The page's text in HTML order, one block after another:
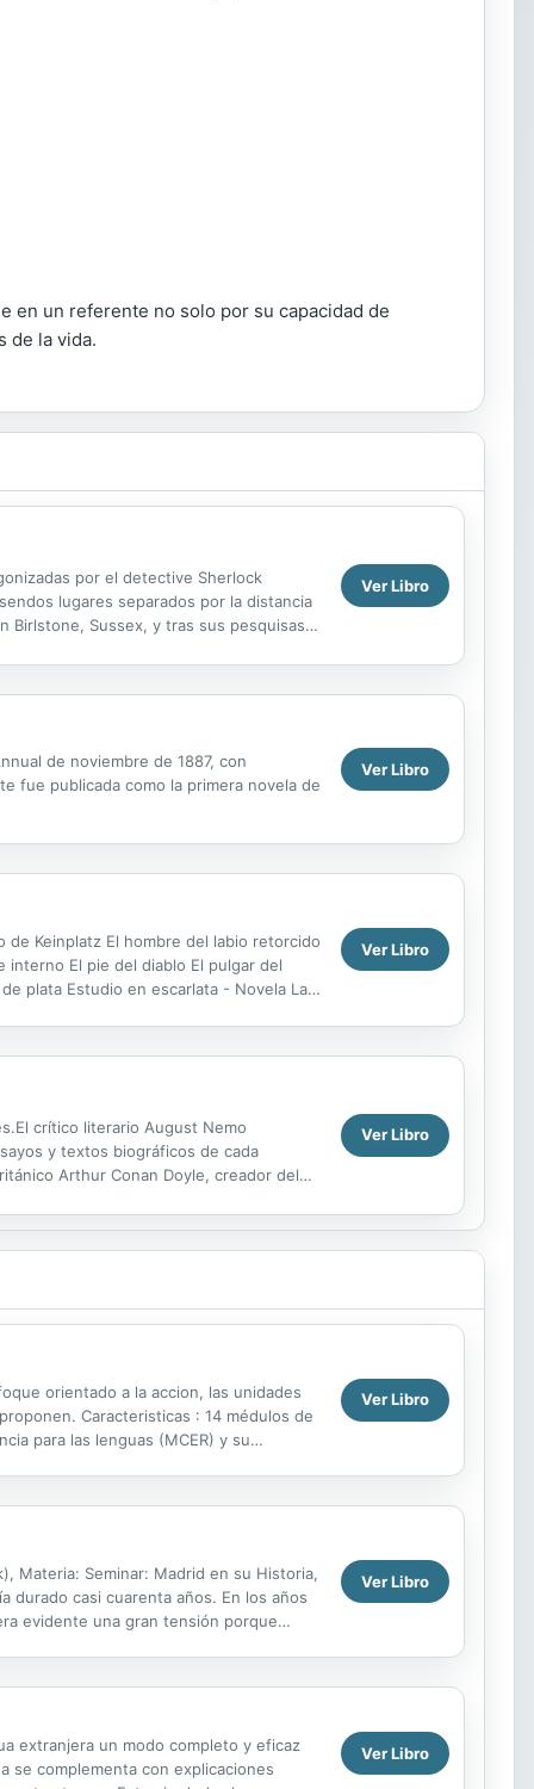
en un referente no solo por su capacidad de
de la vida.
por el detective Sherlock
lugares separados por la distancia
Birlstone, Sussex, y tras sus pesquisas
Ver Libro
de noviembre de 1887, con
fue publicada como la primera novela de
Ver Libro
de Keinplatz El hombre del labio retorcido
interno El pie del diablo El pulgar del
plata Estudio en escarlata - Novela La
Ver Libro
crítico literario August Nemo
y textos biográficos de cada
Arthur Conan Doyle, creador del
Ver Libro
orientado a la accion, las unidades
Caracteristicas : 14 médulos de
para las lenguas (MCER) y su
Ver Libro
Materia: Seminar: Madrid en su Historia,
durado casi cuarenta años. En los años
evidente una gran tensión porque
Ver Libro
extranjera un modo completo y eficaz
se complementa con explicaciones
Ver Libro